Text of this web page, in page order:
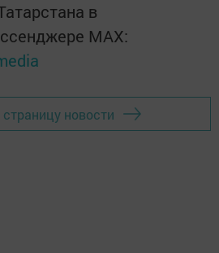
в
MАХ:
новости